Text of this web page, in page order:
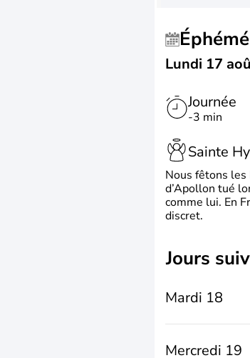
Lundi 17
Journée
-3 min
Sainte
Nous fêtons les
d’Apollon tué
comme lui. En
discret.
jours
Mardi 18
Mercredi 19